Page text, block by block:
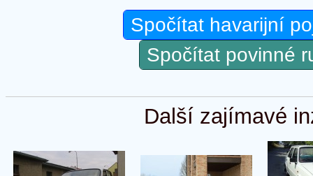
Spočítat havarijní
Spočítat povinné
Další zajímavé